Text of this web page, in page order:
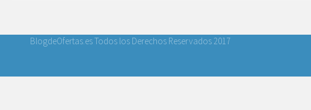
BlogdeOfertas.es Todos los Derechos Reservados 2017